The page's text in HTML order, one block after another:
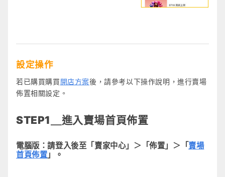
設定操作
若已購買購買開店方案後，請參考以下操作說明，進行賣場
佈置相關設定。
STEP1＿進入賣場首頁佈置
電腦版：請登入後至「賣家中心」＞「佈置」＞「 賣場
首頁佈置 」。